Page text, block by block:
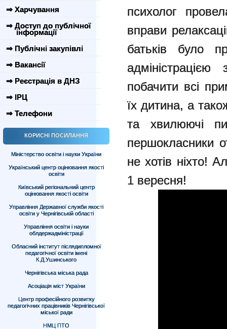
⇒ Харчування
⇒ Доступ до публічної
інформації
⇒ Публічні закупівлі
⇒ Вакансії
⇒ Реєстрація в ДНЗ
⇒ ІРЦ
⇒ Телефони
КОРИСНІ ПОСИЛАННЯ
Міністерство освіти і науки України
Український центр оцінювання якості
освіти
Київський регіональний центр
оцінювання якості освіти
Управління Державної служби якості
освіти у Чернігівській області
Управління освіти і науки
облдержадміністрації
Обласний інститут післядипломної
педагогічної освіти імені
К.Д.Ушинського
Чернігівська міська рада
Асоціація міст України
Центр професійного розвитку
педагогічних працівників Чернігівської
міської ради
НМЦ ПТО
психолог
вправи
батьків було
побачити всі
їх дитина, а
та хвилюючі
першокласники
не хотів ніхто!
1 вересня!